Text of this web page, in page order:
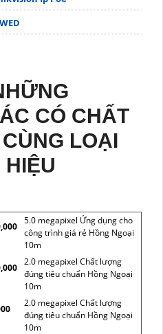
CÓ CHẤT
LOẠI
5.0 megapixel Ứng dụng cho
công trình giá rẻ Hồng Ngoại
10m
2.0 megapixel Chất lượng
đúng tiêu chuẩn Hồng Ngoại
10m
2.0 megapixel Chất lượng
đúng tiêu chuẩn Hồng Ngoại
10m